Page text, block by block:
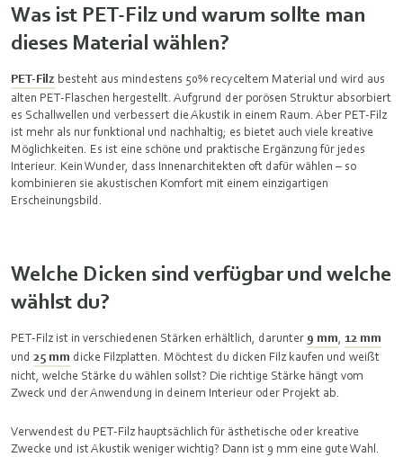
Was ist PET-Filz und warum sollte man
dieses Material wählen?
PET-Filz besteht aus mindestens 50% recyceltem Material und wird aus
alten PET-Flaschen hergestellt. Aufgrund der porösen Struktur absorbiert
es Schallwellen und verbessert die Akustik in einem Raum. Aber PET-Filz
ist mehr als nur funktional und nachhaltig; es bietet auch viele kreative
Möglichkeiten. Es ist eine schöne und praktische Ergänzung für jedes
Interieur. Kein Wunder, dass Innenarchitekten oft dafür wählen – so
kombinieren sie akustischen Komfort mit einem einzigartigen
Erscheinungsbild.
Welche Dicken sind verfügbar und welche
wählst du?
PET-Filz ist in verschiedenen Stärken erhältlich, darunter 9 mm 12 mm
und 25 mm dicke Filzplatten. Möchtest du dicken Filz kaufen und weißt
nicht, welche Stärke du wählen sollst? Die richtige Stärke hängt vom
Zweck und der Anwendung in deinem Interieur oder Projekt ab.
Verwendest du PET-Filz hauptsächlich für ästhetische oder kreative
Zwecke und ist Akustik weniger wichtig? Dann ist 9 mm eine gute Wahl.